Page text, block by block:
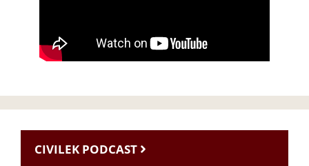
CIVILEK PODCAST